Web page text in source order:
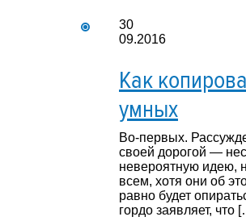
30
09.2016
Как
умных
Во-первых.
своей дорогой —
невероятную идею,
всем, хотя они об
равно будет
гордо заявляет, что